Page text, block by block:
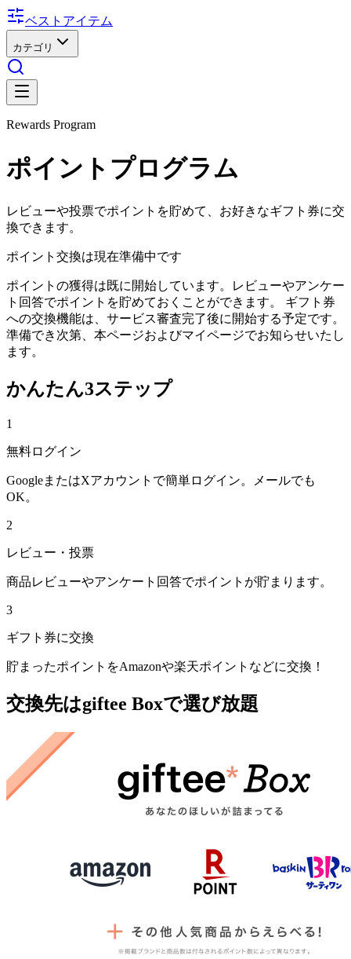
ベストアイテム
カテゴリ
Rewards Program
ポイントプログラム
レビューや投票でポイントを貯めて、お好きなギフト券に交
換できます。
ポイント交換は現在準備中です
ポイントの獲得は既に開始しています。レビューやアンケー
ト回答でポイントを貯めておくことができます。 ギフト券
への交換機能は、サービス審査完了後に開始する予定です。
準備でき次第、本ページおよびマイページでお知らせいたし
ます。
かんたん3ステップ
1
無料ログイン
GoogleまたはXアカウントで簡単ログイン。メールでも
OK。
2
レビュー・投票
商品レビューやアンケート回答でポイントが貯まります。
3
ギフト券に交換
貯まったポイントをAmazonや楽天ポイントなどに交換！
交換先はgiftee Boxで選び放題